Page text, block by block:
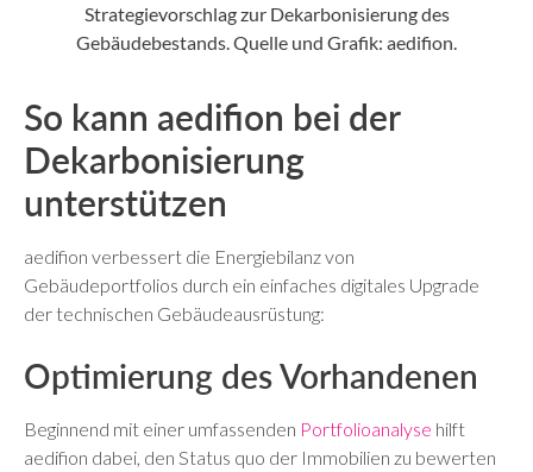
Strategievorschlag zur Dekarbonisierung des
Gebäudebestands. Quelle und Grafik: aedifion.
So kann aedifion bei der
Dekarbonisierung
unterstützen
aedifion verbessert die Energiebilanz von
Gebäudeportfolios durch ein einfaches digitales Upgrade
der technischen Gebäudeausrüstung:
Optimierung des Vorhandenen
Beginnend mit einer umfassenden Portfolioanalyse hilft
aedifion dabei, den Status quo der Immobilien zu bewerten